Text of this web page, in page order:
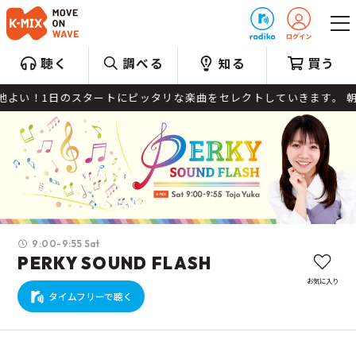
聴く 調べる 知る 買う
のスタートにピッタリな楽曲をセレクトしていきます。 朝に聴
9:00-9:55 Sat
PERKY SOUND FLASH
タイムフリーで聴く
お気に入り